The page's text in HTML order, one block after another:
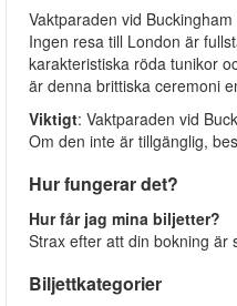
Vaktparaden vid
Ingen resa till London är
karakteristiska röda tunikor
är denna brittiska ceremoni
Viktigt: Vaktparaden vid
Om den inte är tillgänglig,
Hur fungerar det?
Hur får jag mina biljetter?
Strax efter att din bokning är
Biljettkategorier